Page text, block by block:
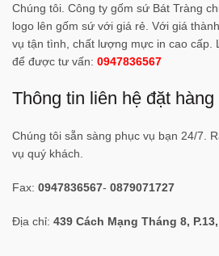
Chúng tôi. Công ty gốm sứ Bát Tràng
logo lên gốm sứ với giá rẻ. Với giá
vụ tận tình, chất lượng mực in cao cấp.
để được tư vấn: 0947836567
Thông tin liên hệ đặt hàng
Chúng tôi sẵn sàng phục vụ bạn 24/7.
vụ quý khách.
Fax: 0947836567- 0879071727
Địa chỉ: 439 Cách Mạng Tháng 8, P.13,